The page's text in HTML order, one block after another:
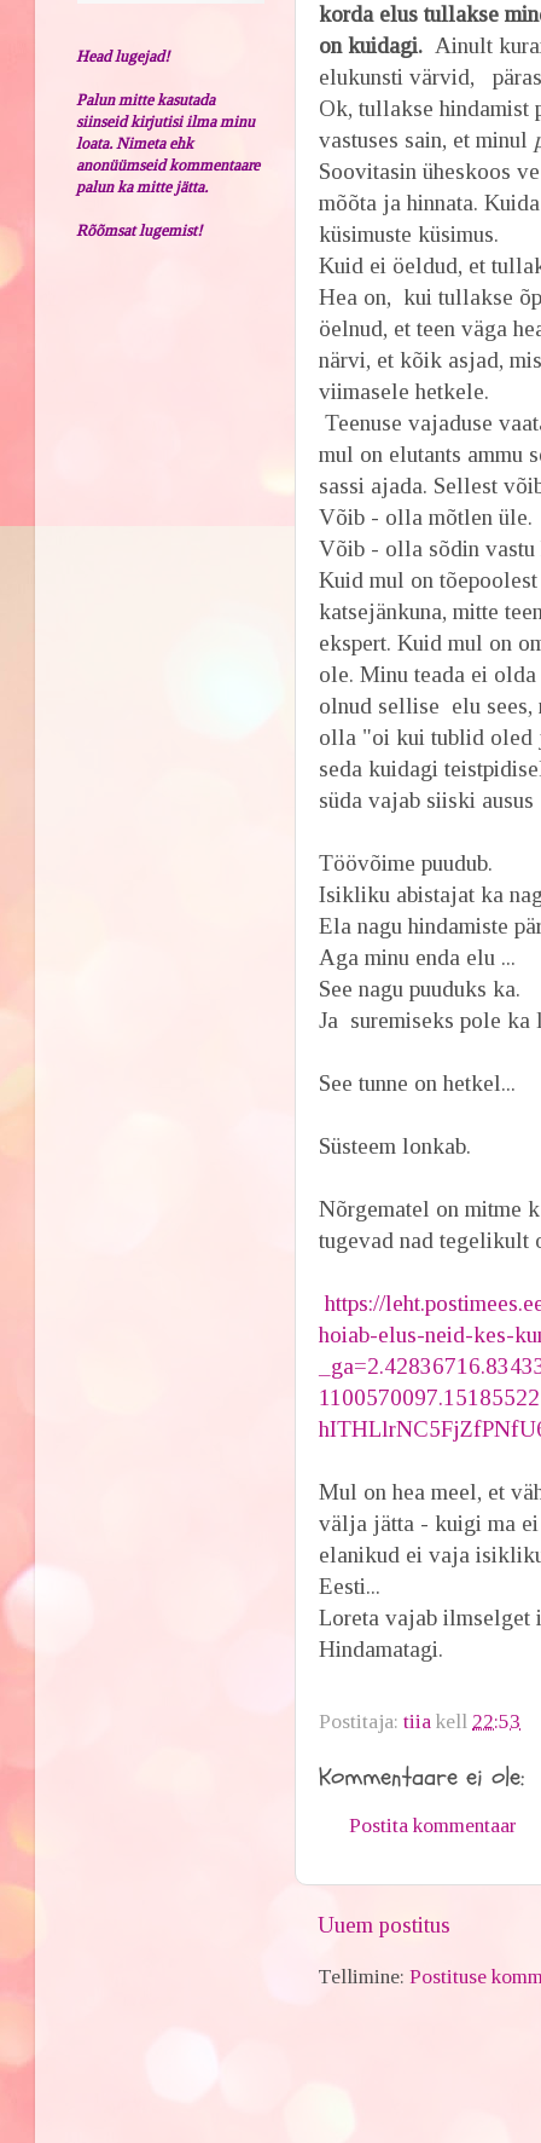
korda elus tullakse
on kuidagi. Ainult
elukunsti värvid,
Ok, tullakse hindamist
vastuses sain, et minul
Soovitasin üheskoos
mõõta ja hinnata.
küsimuste küsimus.
Kuid ei öeldud, et
Hea on, kui tullakse
öelnud, et teen väga
närvi, et kõik asjad,
viimasele hetkele.
Teenuse vajaduse
mul on elutants ammu
sassi ajada. Sellest
Võib - olla mõtlen üle.
Võib - olla sõdin vastu
Kuid mul on
katsejänkuna, mitte
ekspert. Kuid mul on
ole. Minu teada ei
olnud sellise elu sees,
olla "oi kui tublid oled
seda kuidagi
süda vajab siiski
Töövõime puudub.
Isikliku abistajat ka
Ela nagu hindamiste
Aga minu enda elu ...
See nagu puuduks ka.
Ja suremiseks pole ka
See tunne on hetkel...
Süsteem lonkab.
Nõrgematel on mitme
tugevad nad tegelikult
https://
hoiab-elus-neid-kes-
Mul on hea meel, et
välja jätta - kuigi ma
elanikud ei vaja
Eesti...
Loreta vajab ilmselget
Hindamatagi.
Postitaja:tiia kell 22:53
Kommentaare ei ole:
Postita kommentaar
Uuem postitus
Tellimine:Postituse
Head lugejad!
Palun mitte kasutada
siinseid kirjutisi ilma minu
loata. Nimeta ehk
anonüümseid kommentaare
palun ka mitte jätta.
Rõõmsat lugemist!